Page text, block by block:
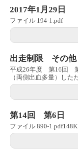
2017年1月29日
ファイル 194-1.pdf
出走制限 その他
平成26年度 第16回
（両側出血多量）した
第14回 第6日
ファイル 890-